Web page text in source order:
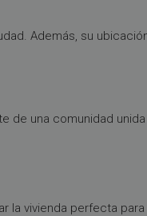
Además, su
una comunidad
la vivienda perfecta